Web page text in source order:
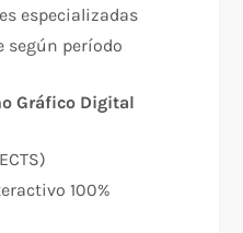
especializadas
según período
Gráfico Digital
100%